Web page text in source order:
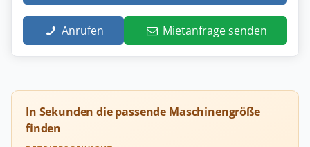
Anrufen Mietanfrage senden
In Sekunden die passende Maschinengröße
finden